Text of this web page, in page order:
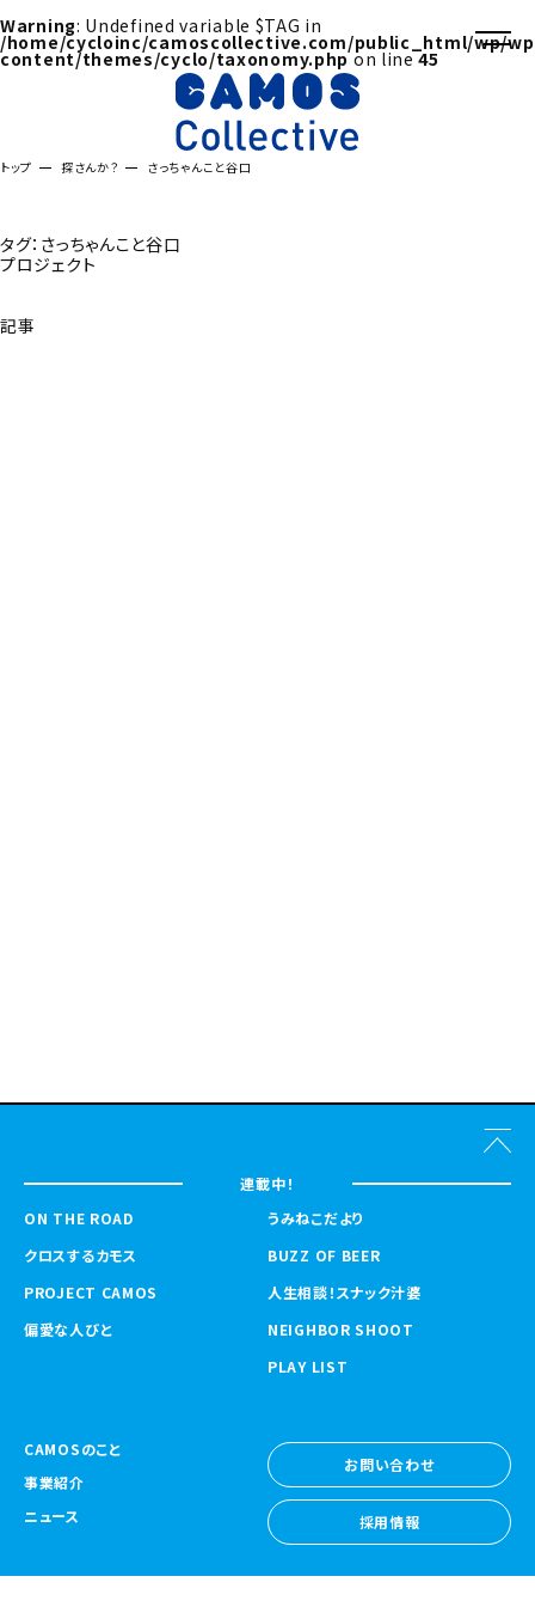
Warning: Undefined variable $TAG in
/home/cycloinc/camoscollective.com/public_html/wp/
content/themes/cyclo/taxonomy.phpon line45
トップ 探さんか？ さっちゃんこと谷口
タグ：さっちゃんこと谷口
プロジェクト
記事
連載中！
ON THE ROAD
クロスするカモス
PROJECT CAMOS
偏愛な人びと
うみねこだより
BUZZ OF BEER
人生相談！スナック汁婆
NEIGHBOR SHOOT
PLAY LIST
CAMOSのこと
事業紹介
ニュース
お問い合わせ
お問い合わせ
採用情報